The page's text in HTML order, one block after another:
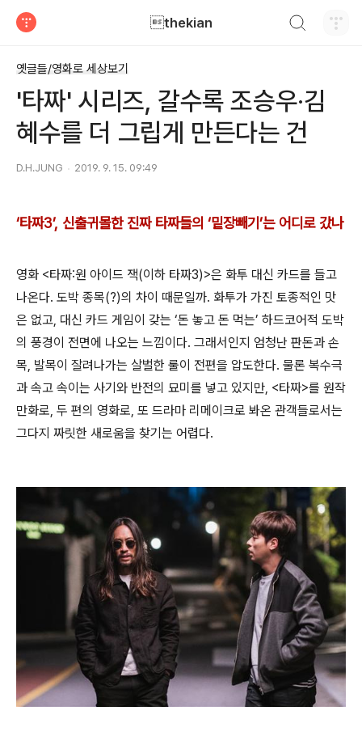
thekian
옛글들/영화로 세상보기
'타짜' 시리즈, 갈수록 조승우·김
혜수를 더 그립게 만든다는 건
D.H.JUNG 2019. 9. 15. 09:49
‘타짜3’, 신출귀몰한 진짜 타짜들의 ‘밑장빼기’는 어디로 갔나
영화 <타짜:원 아이드 잭(이하 타짜3)>은 화투 대신 카드를 들고
나온다. 도박 종목(?)의 차이 때문일까. 화투가 가진 토종적인 맛
은 없고, 대신 카드 게임이 갖는 ‘돈 놓고 돈 먹는’ 하드코어적 도박
의 풍경이 전면에 나오는 느낌이다. 그래서인지 엄청난 판돈과 손
목, 발목이 잘려나가는 살벌한 룰이 전편을 압도한다. 물론 복수극
과 속고 속이는 사기와 반전의 묘미를 넣고 있지만, <타짜>를 원작
만화로, 두 편의 영화로, 또 드라마 리메이크로 봐온 관객들로서는
그다지 짜릿한 새로움을 찾기는 어렵다.